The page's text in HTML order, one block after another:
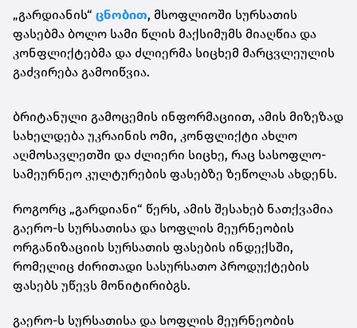
„გარდიანის“ ცნობით, მსოფლიოში სურსათის
ფასებმა ბოლო სამი წლის მაქსიმუმს მიაღწია და
კონფლიქტებმა და ძლიერმა სიცხემ მარცვლეულის
გაძვირება გამოიწვია.
ბრიტანული გამოცემის ინფორმაციით, ამის მიზეზად
სახელდება უკრაინის ომი, კონფლიქტი ახლო
აღმოსავლეთში და ძლიერი სიცხე, რაც სასოფლო-
სამეურნეო კულტურების ფასებზე ზეწოლას ახდენს.
როგორც „გარდიანი“ წერს, ამის შესახებ ნათქვამია
გაერო-ს სურსათისა და სოფლის მეურნეობის
ორგანიზაციის სურსათის ფასების ინდექსში,
რომელიც ძირითადი სასურსათო პროდუქტების
ფასებს უწევს მონიტირიბგს.
გაერო-ს სურსათისა და სოფლის მეურნეობის